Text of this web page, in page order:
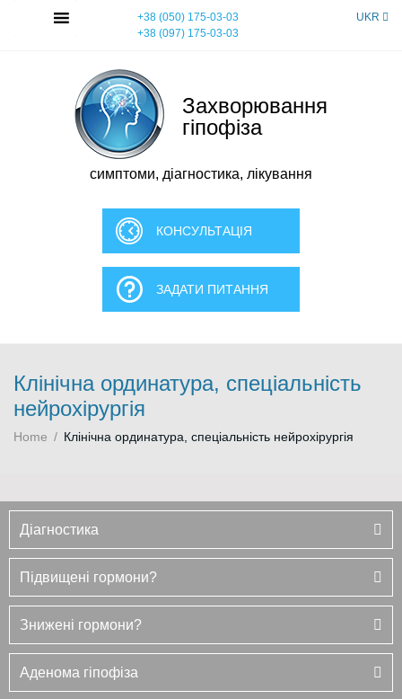
+38 (050) 175-03-03
+38 (097) 175-03-03
UKR
Захворювання
гіпофіза
симптоми, діагностика, лікування
КОНСУЛЬТАЦІЯ
ЗАДАТИ ПИТАННЯ
Клінічна ординатура, спеціальність
нейрохірургія
Home / Клінічна ординатура, спеціальність нейрохірургія
Діагностика
Підвищені гормони?
Знижені гормони?
Аденома гіпофіза